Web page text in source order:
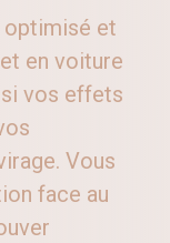
optimisé et
en voiture
vos effets
Vous
face au